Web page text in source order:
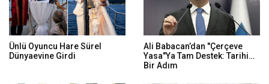
Ünlü Oyuncu Hare Sürel
Dünyaevine Girdi
Ali Babacan’dan "Çerçeve
Yasa"ya Tam Destek: Tarihi
Bir Adım